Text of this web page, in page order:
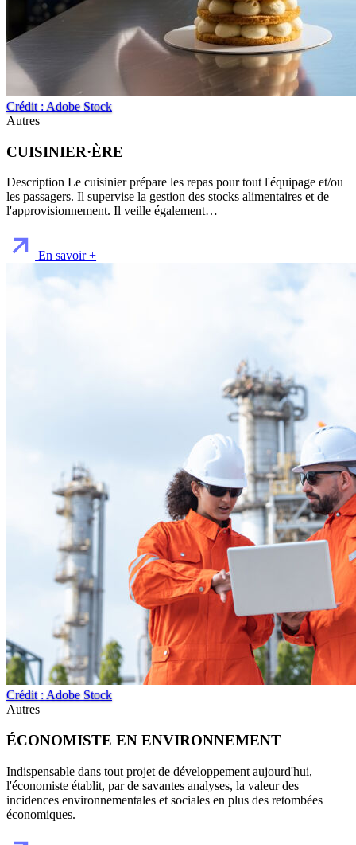
Crédit : Adobe Stock
Autres
CUISINIER·ÈRE
Description Le cuisinier prépare les repas pour tout l'équipage et/ou
les passagers. Il supervise la gestion des stocks alimentaires et de
l'approvisionnement. Il veille également…
En savoir +
Crédit : Adobe Stock
Autres
ÉCONOMISTE EN ENVIRONNEMENT
Indispensable dans tout projet de développement aujourd'hui,
l'économiste établit, par de savantes analyses, la valeur des
incidences environnementales et sociales en plus des retombées
économiques.